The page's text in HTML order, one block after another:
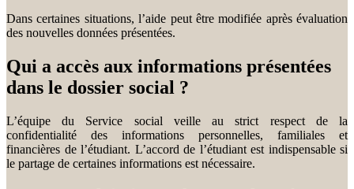
Dans certaines situations, l’aide peut être modifiée après évaluation
des nouvelles données présentées.
Qui a accès aux informations présentées
dans le dossier social ?
L’équipe du Service social veille au strict respect de la
confidentialité des informations personnelles, familiales et
financières de l’étudiant. L’accord de l’étudiant est indispensable si
le partage de certaines informations est nécessaire.